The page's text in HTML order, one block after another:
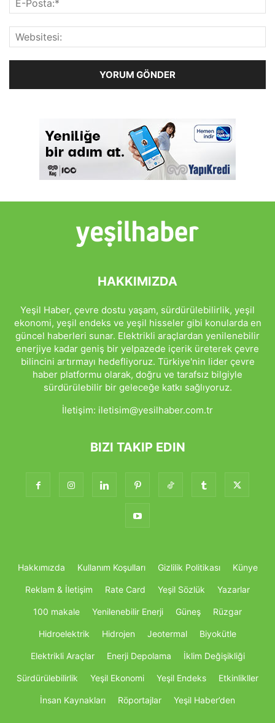
HAKKIMIZDA
Yeşil Haber, çevre dostu yaşam, sürdürülebilirlik, yeşil
ekonomi, yeşil endeks ve yeşil hisseler gibi konularda en
güncel haberleri sunar. Elektrikli araçlardan yenilenebilir
enerjiye kadar geniş bir yelpazede içerik üreterek çevre
bilincini artırmayı hedefliyoruz. Türkiye'nin lider çevre
haber platformu olarak, doğru ve tarafsız bilgiyle
sürdürülebilir bir geleceğe katkı sağlıyoruz.
İletişim: iletisim@yesilhaber.com.tr
BIZI TAKIP EDIN
Hakkımızda Kullanım Koşulları Gizlilik Politikası Künye
Reklam & İletişim Rate Card Yeşil Sözlük Yazarlar
100 makale Yenilenebilir Enerji Güneş Rüzgar
Hidroelektrik Hidrojen Jeotermal Biyokütle
Elektrikli Araçlar Enerji Depolama İklim Değişikliği
Sürdürülebilirlik Yeşil Ekonomi Yeşil Endeks Etkinlikller
İnsan Kaynakları Röportajlar Yeşil Haber’den